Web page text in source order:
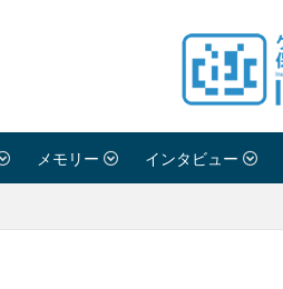
メモリー インタビュー